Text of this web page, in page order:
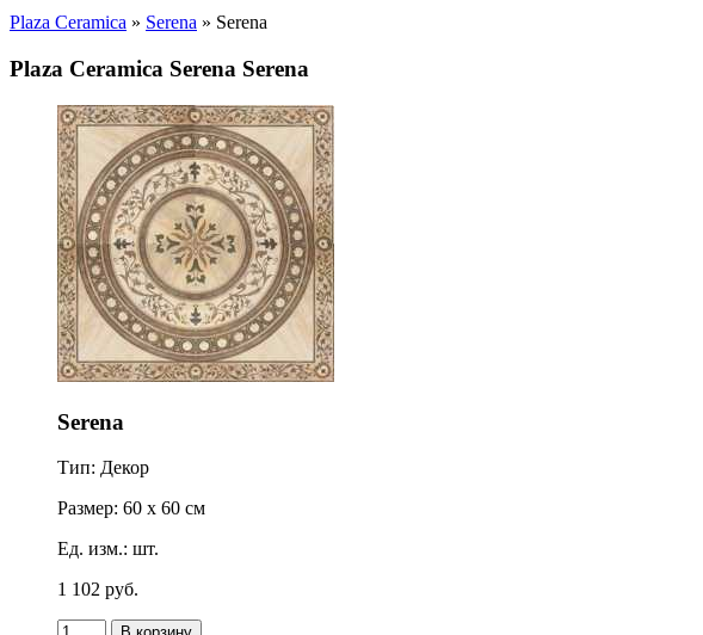
Plaza Ceramica » Serena » Serena
Plaza Ceramica Serena Serena
Serena
Тип: Декор
Размер: 60 x 60 см
Ед. изм.: шт.
1 102 pуб.